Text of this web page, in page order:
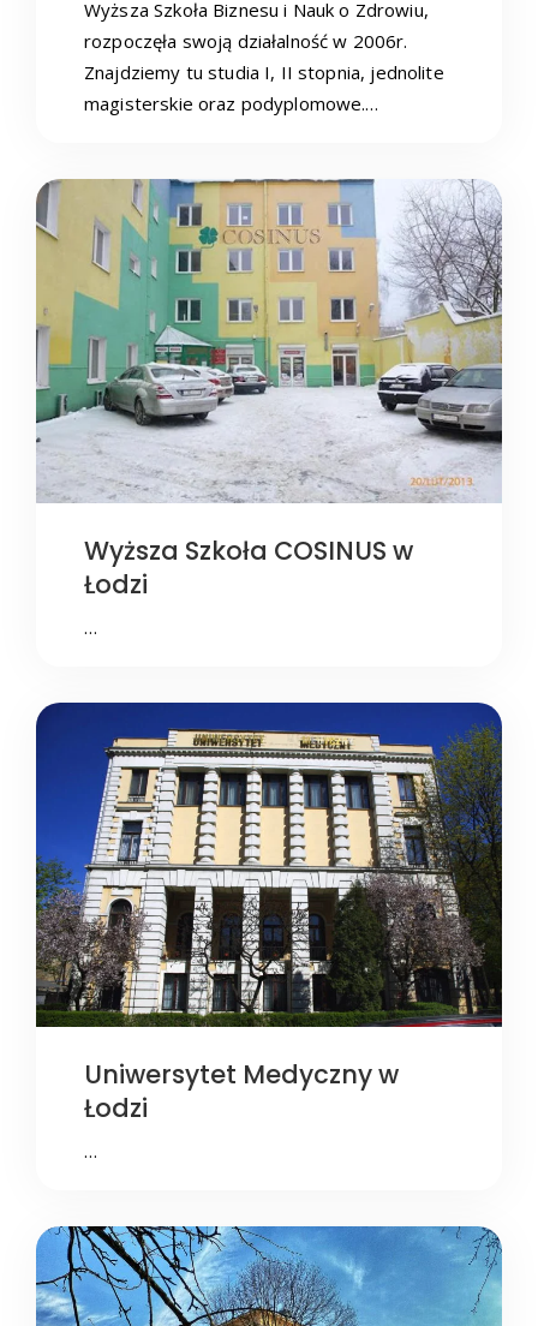
Wyższa Szkoła Biznesu i Nauk o Zdrowiu,
rozpoczęła swoją działalność w 2006r.
Znajdziemy tu studia I, II stopnia, jednolite
magisterskie oraz podyplomowe.…
Wyższa Szkoła COSINUS w
Łodzi
…
Uniwersytet Medyczny w
Łodzi
…